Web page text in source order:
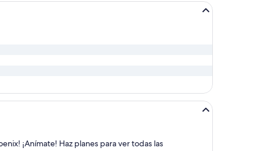
¡Anímate! Haz planes para ver todas las